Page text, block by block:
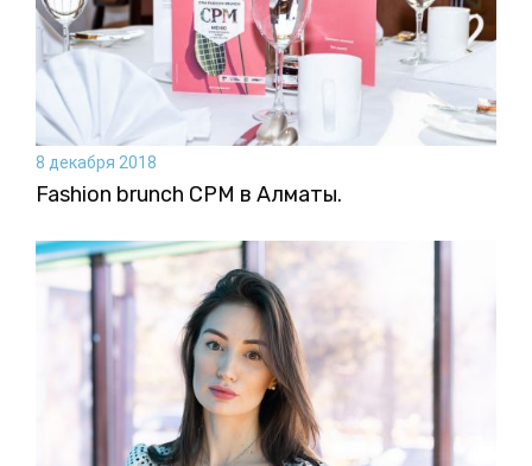
8 декабря 2018
Fashion brunch CPM в Алматы.